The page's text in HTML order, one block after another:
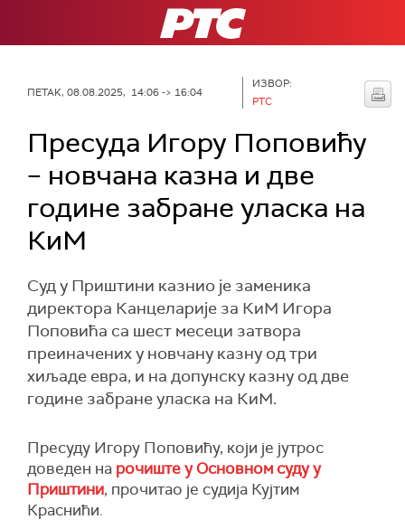
РТС
ПЕТАК, 08.08.2025, 14:06 -> 16:04
ИЗВОР:
РТС
Пресуда Игору Поповићу
– новчана казна и две
године забране уласка на
КиМ
Суд у Приштини казнио је заменика
директора Канцеларије за КиМ Игора
Поповића са шест месеци затвора
преиначених у новчану казну од три
хиљаде евра, и на допунску казну од две
године забране уласка на КиМ.
Пресуду Игору Поповићу, који је јутрос
доведен на рочиште у Основном суду у
Приштини, прочитао је судија Кујтим
Краснићи.